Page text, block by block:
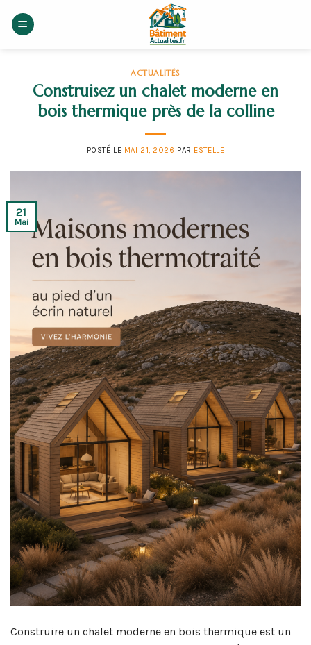
ACTUALITÉS
Construisez un chalet moderne en
bois thermique près de la colline
POSTÉ LE MAI 21, 2026 PAR ESTELLE
21
Mai
Construire un chalet moderne en bois thermique est un